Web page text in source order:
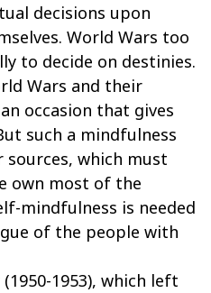
decisions upon
World Wars too
to decide on destinies.
Wars and their
occasion that gives
such a mindfulness
which must
own most of the
mindfulness is needed
of the people with
1953), which left